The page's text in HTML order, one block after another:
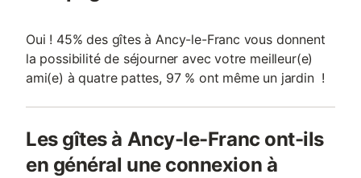
Oui ! 45% des gîtes à Ancy-le-Franc vous donnent
la possibilité de séjourner avec votre meilleur(e)
ami(e) à quatre pattes, 97 % ont même un jardin !
Les gîtes à Ancy-le-Franc ont-ils
en général une connexion à